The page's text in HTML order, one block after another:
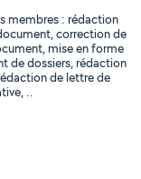
membres : rédaction
correction de
mise en forme
de dossiers, rédaction
de lettre de
..